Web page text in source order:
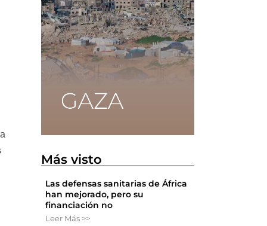
Más visto
Las defensas sanitarias de África
han mejorado, pero su
financiación no
Leer Más >>